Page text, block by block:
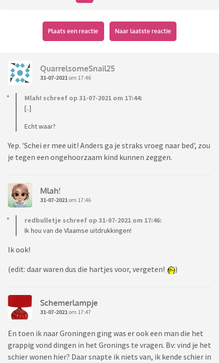
Plaats een reactie Naar laatste reactie
QuarrelsomeSnail25
31-07-2021 om 17:46
Mlah! schreef op 31-07-2021 om 17:44:
[..]
Echt waar?
Yep. 'Schei er mee uit! Anders ga je straks vroeg naar bed', zou
je tegen een ongehoorzaam kind kunnen zeggen.
Mlah!
31-07-2021 om 17:46
redbulletje schreef op 31-07-2021 om 17:46:
Ik hou van de Vlaamse uitdrukkingen!
Ik ook!
(edit: daar waren dus die hartjes voor, vergeten!
)
Schemerlampje
31-07-2021 om 17:47
En toen ik naar Groningen ging was er ook een man die het
grappig vond dingen in het Gronings te vragen. Bv: vind je het
schier wonen hier? Daar snapte ik niets van, ik kende schier in